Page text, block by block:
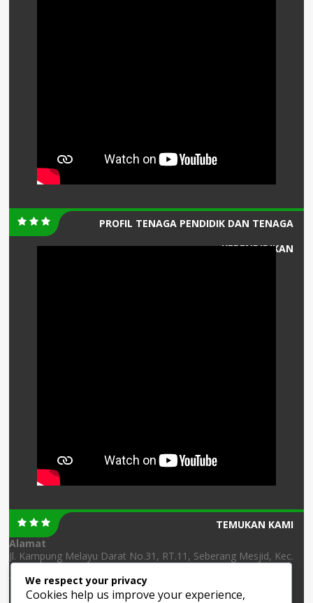
PROFIL TENAGA PENDIDIK DAN TENAGA
KEPENDIDIKAN
TEMUKAN KAMI
Alamat
Jl. Kampung Melayu Darat No.31, RT.11, Seberang Mesjid, Kec.
Banjarmasin Tengah, Kota Banjarmasin, Kalimantan Selatan
70123We respect your privacy
Cookies help us improve your experience,